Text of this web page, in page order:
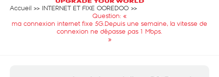
Accueil
INTERNET ET FIXE OOREDOO
Question: «
ma connexion internet fixe 5G.Depuis une semaine, la vitesse de
connexion ne dépasse pas 1 Mbps.
»